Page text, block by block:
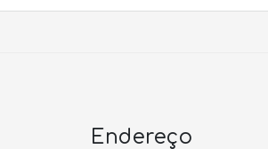
Endereço